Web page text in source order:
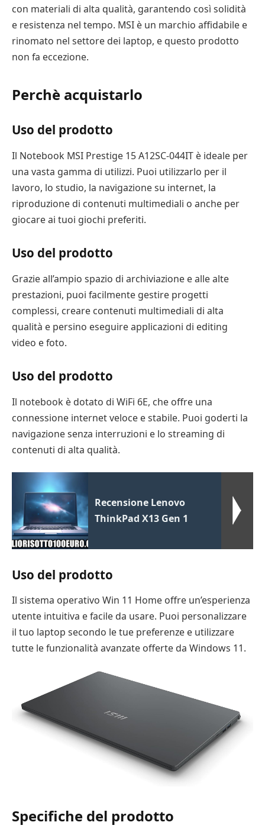
con materiali di alta qualità, garantendo così solidità
e resistenza nel tempo. MSI è un marchio affidabile e
rinomato nel settore dei laptop, e questo prodotto
non fa eccezione.
Perchè acquistarlo
Uso del prodotto
Il Notebook MSI Prestige 15 A12SC-044IT è ideale per
una vasta gamma di utilizzi. Puoi utilizzarlo per il
lavoro, lo studio, la navigazione su internet, la
riproduzione di contenuti multimediali o anche per
giocare ai tuoi giochi preferiti.
Uso del prodotto
Grazie all’ampio spazio di archiviazione e alle alte
prestazioni, puoi facilmente gestire progetti
complessi, creare contenuti multimediali di alta
qualità e persino eseguire applicazioni di editing
video e foto.
Uso del prodotto
Il notebook è dotato di WiFi 6E, che offre una
connessione internet veloce e stabile. Puoi goderti la
navigazione senza interruzioni e lo streaming di
contenuti di alta qualità.
Recensione Lenovo
ThinkPad X13 Gen 1
Uso del prodotto
Il sistema operativo Win 11 Home offre un’esperienza
utente intuitiva e facile da usare. Puoi personalizzare
il tuo laptop secondo le tue preferenze e utilizzare
tutte le funzionalità avanzate offerte da Windows 11.
Specifiche del prodotto